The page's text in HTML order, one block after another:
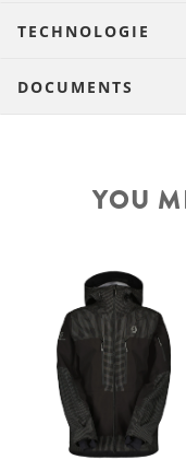
TECHNOLOGIE
DOCUMENTS
YOU